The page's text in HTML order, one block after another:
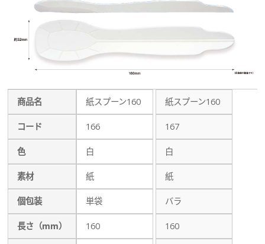
商品名
コード
色
素材
個包装
長さ（mm）
紙スプーン160
166
白
紙
単袋
160
紙スプーン160
167
白
紙
バラ
160